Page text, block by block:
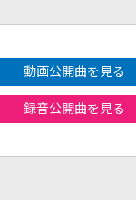
動画公開曲を見る
録音公開曲を見る